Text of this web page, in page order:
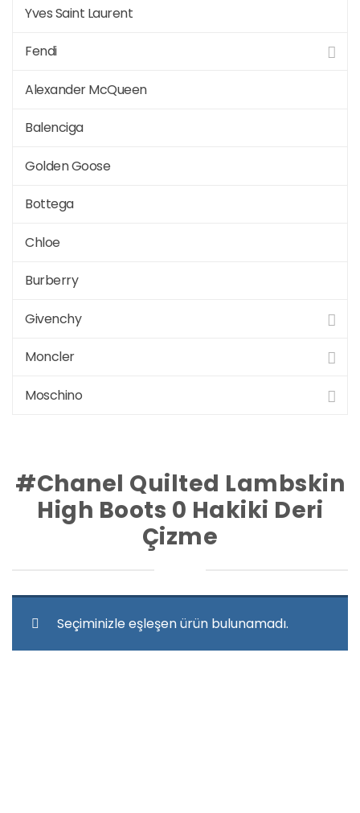
Yves Saint Laurent
Fendi
Alexander McQueen
Balenciga
Golden Goose
Bottega
Chloe
Burberry
Givenchy
Moncler
Moschino
#Chanel Quilted Lambskin
High Boots 0 Hakiki Deri
Çizme
Seçiminizle eşleşen ürün bulunamadı.